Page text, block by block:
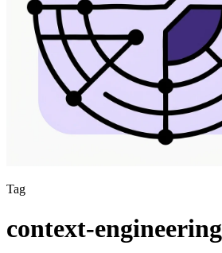
Tag
context-engineering